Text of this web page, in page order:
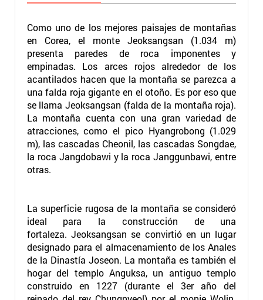
Como uno de los mejores paisajes de montañas
en Corea, el monte Jeoksangsan (1.034 m)
presenta paredes de roca imponentes y
empinadas. Los arces rojos alrededor de los
acantilados hacen que la montaña se parezca a
una falda roja gigante en el otoño. Es por eso que
se llama Jeoksangsan (falda de la montaña roja).
La montaña cuenta con una gran variedad de
atracciones, como el pico Hyangrobong (1.029
m), las cascadas Cheonil, las cascadas Songdae,
la roca Jangdobawi y la roca Janggunbawi, entre
otras.
La superficie rugosa de la montaña se consideró
ideal para la construcción de una
fortaleza. Jeoksangsan se convirtió en un lugar
designado para el almacenamiento de los Anales
de la Dinastía Joseon. La montaña es también el
hogar del templo Anguksa, un antiguo templo
construido en 1227 (durante el 3er año del